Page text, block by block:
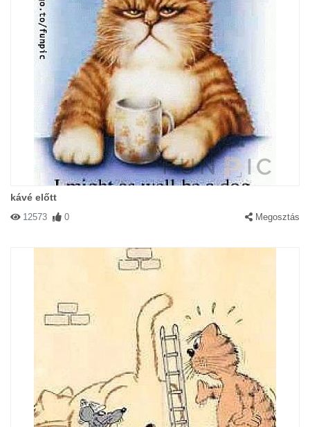
kávé előtt
12573 0 Megosztás